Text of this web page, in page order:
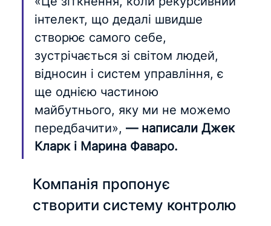
інтелект, що дедалі швидше
створює самого себе,
зустрічається зі світом людей,
відносин і систем управління, є
ще однією частиною
майбутнього, яку ми не можемо
передбачити», — написали Джек
Кларк і Марина Фаваро.
Компанія пропонує
створити систему контролю